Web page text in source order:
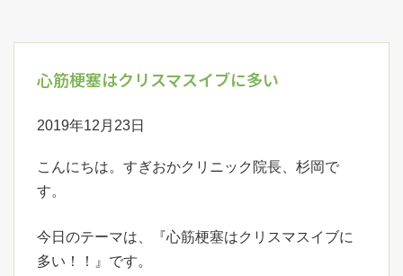
心筋梗塞はクリスマスイブに多い
2019年12月23日
こんにちは。すぎおかクリニック院長、杉岡で
す。
今日のテーマは、『心筋梗塞はクリスマスイブに
多い！！』です。